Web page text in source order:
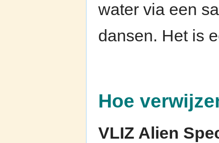
water via een
dansen. Het is
Hoe
VLIZ Alien